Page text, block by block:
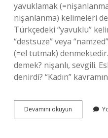
yavuklamak
nişanlanma) kelimeleri
Türkçedeki “yavuklu”
“destsuze” veya
(=el tutmak)
demek? nişanlı, sevgili.
denirdi? “Kadın”
Devamını okuyun
Kime